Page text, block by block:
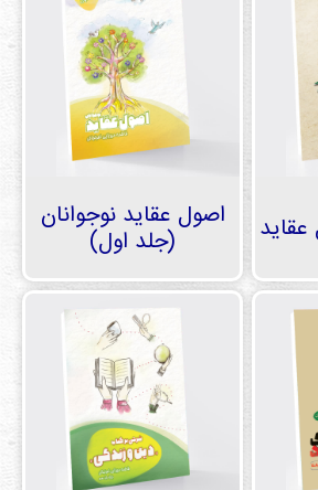
اصول عقاید نوجوانان
(جلد اول)